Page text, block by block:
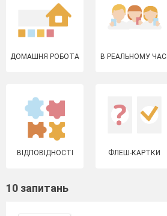
ДОМАШНЯ РОБОТА В РЕАЛЬНОМУ ЧАСІ
ВІДПОВІДНОСТІ ФЛЕШ-КАРТКИ
10 запитань